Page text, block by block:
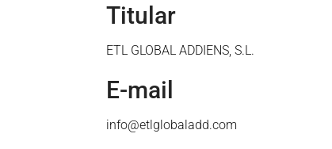
Titular
ETL GLOBAL ADDIENS, S.L.
E-mail
info@etlglobaladd.com